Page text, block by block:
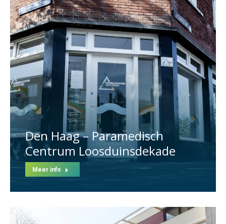
Den Haag – Paramedisch
Centrum Loosduinsdekade
Meer info